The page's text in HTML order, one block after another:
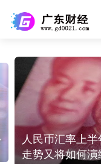
人民币汇率上
走势又将如何演